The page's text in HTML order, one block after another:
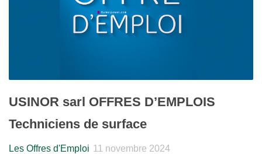
USINOR sarl OFFRES D’EMPLOIS
Techniciens de surface
Les Offres d'Emploi 11 novembre 2024